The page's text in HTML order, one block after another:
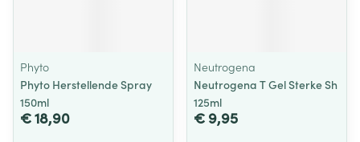
Phyto
Phyto Herstellende Spray
150ml
€ 18,90
Neutrogena
Neutrogena T Gel Sterke Sh
125ml
€ 9,95